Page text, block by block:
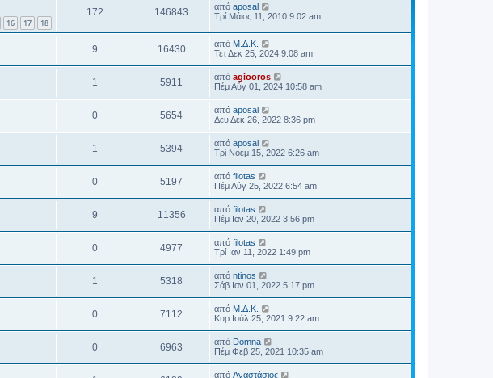
16 17 18
172 146843 από aposal
Τρί Μάιος 11, 2010 9:02 am
9 16430 από Μ.Δ.Κ.
Τετ Δεκ 25, 2024 9:08 am
1 5911 από agiooros
Πέμ Αύγ 01, 2024 10:58 am
0 5654 από aposal
Δευ Δεκ 26, 2022 8:36 pm
1 5394 από aposal
Τρί Νοέμ 15, 2022 6:26 am
0 5197 από filotas
Πέμ Αύγ 25, 2022 6:54 am
9 11356 από filotas
Πέμ Ιαν 20, 2022 3:56 pm
0 4977 από filotas
Τρί Ιαν 11, 2022 1:49 pm
1 5318 από ntinos
Σάβ Ιαν 01, 2022 5:17 pm
0 7112 από Μ.Δ.Κ.
Κυρ Ιούλ 25, 2021 9:22 am
0 6963 από Domna
Πέμ Φεβ 25, 2021 10:35 am
από Αναστάσιος